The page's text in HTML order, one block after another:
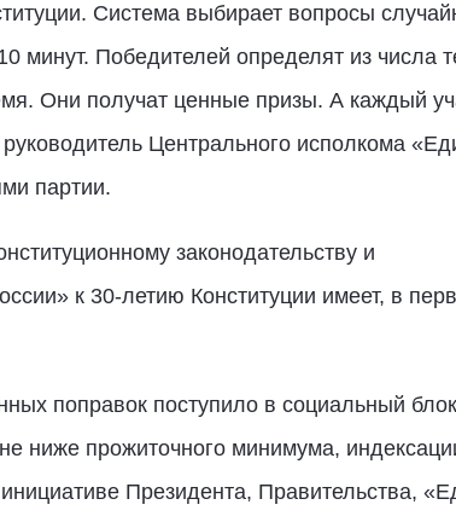
Система выбирает вопросы
минут. Победителей определят из числа
Они получат ценные призы. А каждый
Центрального исполкома
партии.
законодательству и
к 30-летию Конституции имеет, в
поправок поступило в социальный
ниже прожиточного минимума,
Президента, Правительства,